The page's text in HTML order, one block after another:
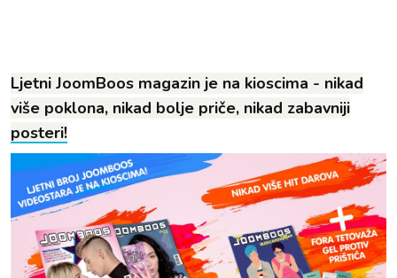
Ljetni JoomBoos magazin je na kioscima - nikad
više poklona, nikad bolje priče, nikad zabavniji
posteri!